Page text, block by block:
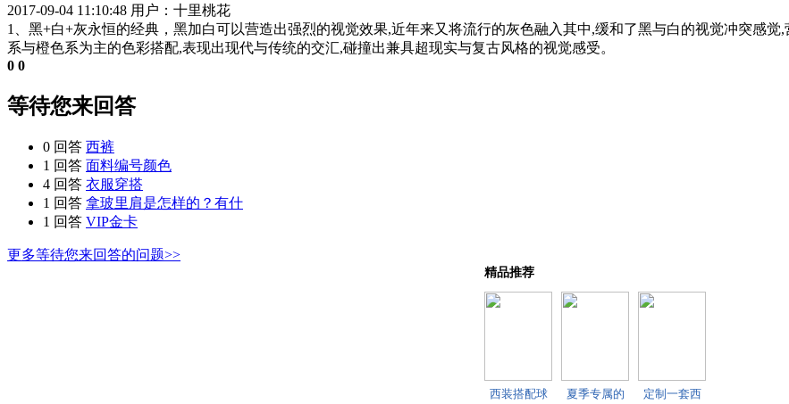
2017-09-04 11:10:48 用户：十里桃花
1、黑+白+灰永恒的经典，黑加白可以营造出强烈的视觉效果,近年来又将流行的灰色融入其中,缓和了黑与白的视觉冲突感
系与橙色系为主的色彩搭配,表现出现代与传统的交汇,碰撞出兼具超现实与复古风格的视觉感受。
0 0
等待您来回答
0 回答 西裤
1 回答 面料编号颜色
4 回答 衣服穿搭
1 回答 拿玻里肩是怎样的？有什
1 回答 VIP金卡
更多等待您来回答的问题>>
精品推荐
西装搭配球
夏季专属的
定制一套西